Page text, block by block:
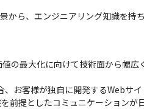
から、エンジニアリング知識を持
の最大化に向けて技術面から幅広
お客様が独自に開発するWebサ
前提としたコミュニケーションが